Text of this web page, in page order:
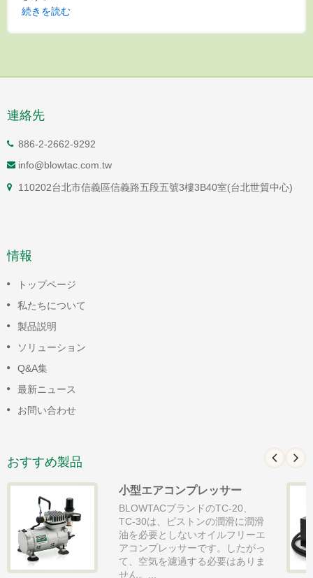
続きを読む
連絡先
886-2-2662-9292
info@blowtac.com.tw
110202台北市信義區信義路五段五號3樓3B40室(台北世貿中心)
情報
トップページ
私たちについて
製品説明
ソリューション
Q&A集
最新ニュース
お問い合わせ
おすすめ製品
小型エアコンプレッサー
BLOWTACブランドのTC-20、
TC-30は、ピストンの潤滑に潤滑
油を必要としないオイルフリーエ
アコンプレッサーです。したがっ
て、空気を濾過する必要はありま
せん。...